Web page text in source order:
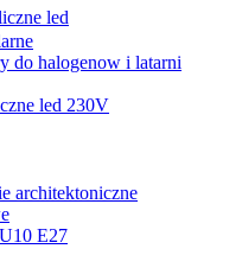
led
do halogenow i latarni
led 230V
architektoniczne
E27